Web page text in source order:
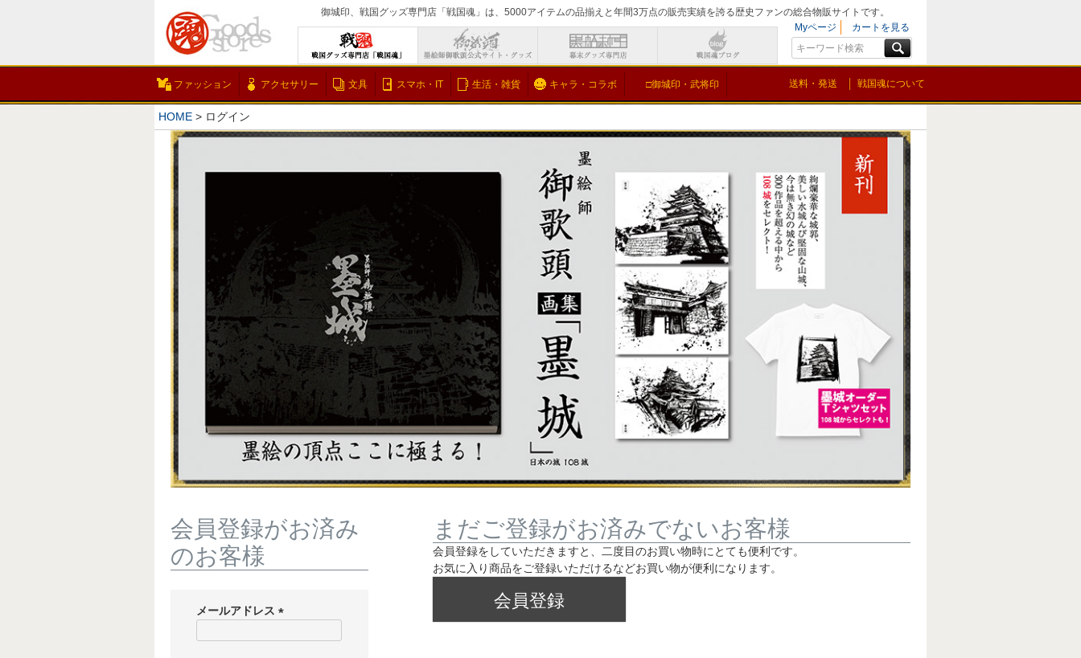
御城印、戦国グッズ専門店「戦国魂」は、5000アイテムの品揃えと年間3万点の販売実績を誇る歴史ファンの総合物販サイトです。
Myページ
カートを見る
検索
ファッション アクセサリー 文具 スマホ・IT 生活・雑貨 キャラ・コラボ □御城印・武将印 送料・発送 戦国魂について
HOME ログイン
会員登録がお済み
のお客様
メールアドレス
まだご登録がお済みでないお客様
会員登録をしていただきますと、二度目のお買い物時にとても便利です。
お気に入り商品をご登録いただけるなどお買い物が便利になります。
会員登録